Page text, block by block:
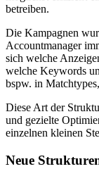
betreiben.
Die Kampagnen
Accountmanager
sich welche
welche Keywords
bspw. in
Diese Art der
und gezielte
einzelnen kleinen
Neue